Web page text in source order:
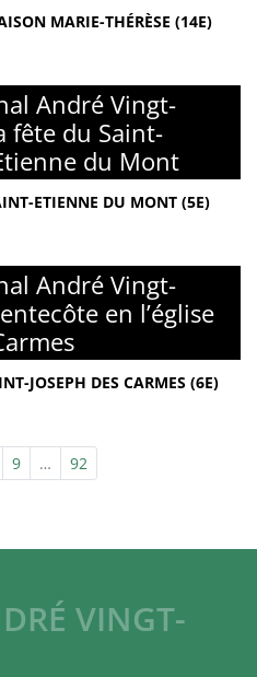
MARIE-THÉRÈSE (14E)
André Vingt-
fête du Saint-
du Mont
ETIENNE DU MONT (5E)
André Vingt-
en l’église
JOSEPH DES CARMES (6E)
9 … 92
VINGT-